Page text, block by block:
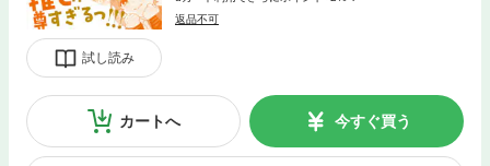
試し読み
返品不可
カートへ 今すぐ買う